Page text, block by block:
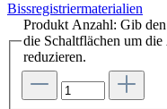
Bissregistriermaterialien
Produkt Anzahl: Gib
die Schaltflächen um
reduzieren.